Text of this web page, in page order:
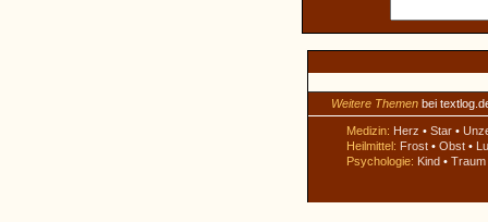
Weitere Themen bei
Medizin: Herz • Star •
Heilmittel: Frost • Obst •
Psychologie: Kind • Traum